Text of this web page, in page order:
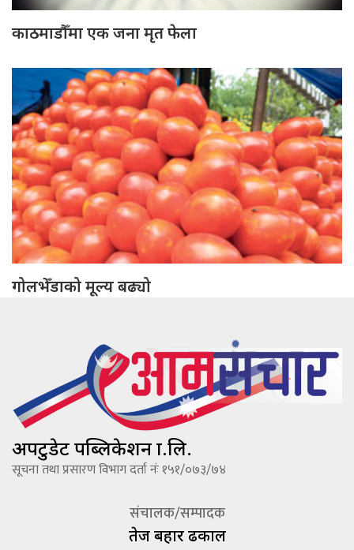
काठमाडौँमा एक जना मृत फेला
गोलभेँडाको मूल्य बढ्यो
अपटुडेट पब्लिकेशन प्रा.लि.
सूचना तथा प्रसारण विभाग दर्ता नंः १५१/०७३/७४
संचालक/सम्पादक
तेज बहादूर ढकाल